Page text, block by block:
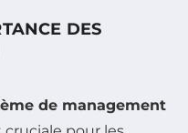
DES
de management